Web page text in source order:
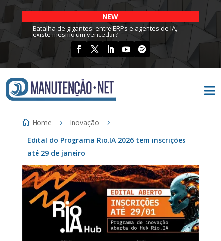
NEW
Batalha de gigantes: entre ERPs e agentes de IA,
existe mesmo um vencedor?

Home
Inovação
Edital do Programa Rio.IA 2026 tem inscrições
até 29 de janeiro